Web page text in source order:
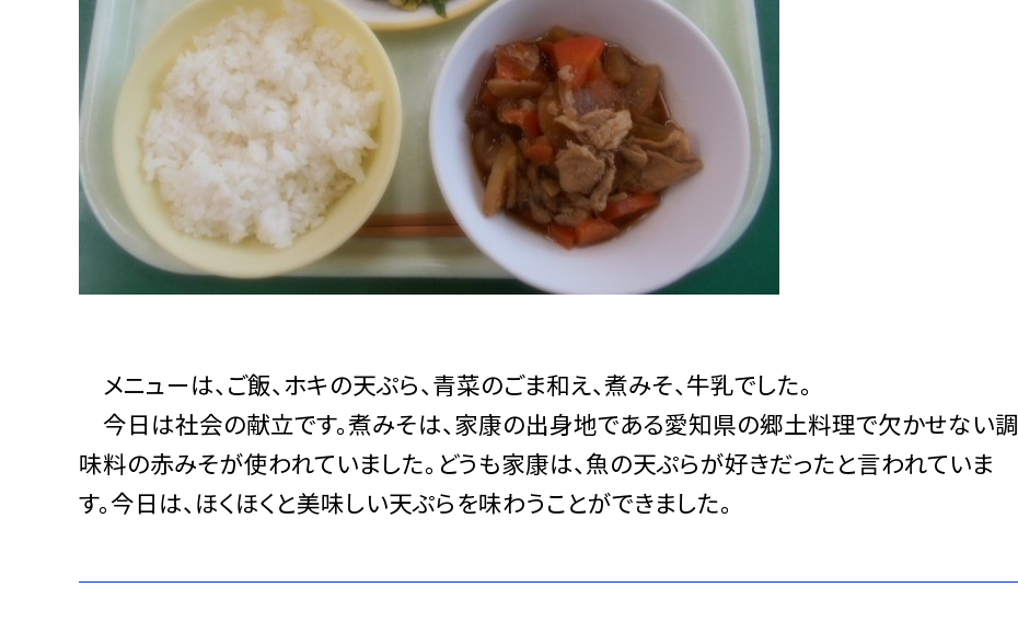
メニューは、ご飯、ホキの天ぷら、青菜のごま和え、煮みそ、牛乳でした。
今日は社会の献立です。煮みそは、家康の出身地である愛知県の郷土料理で欠かせない調
味料の赤みそが使われていました。どうも家康は、魚の天ぷらが好きだったと言われていま
す。今日は、ほくほくと美味しい天ぷらを味わうことができました。